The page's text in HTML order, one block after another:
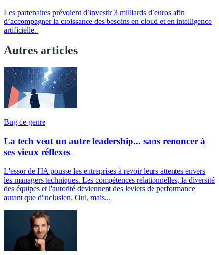
Les partenaires prévoient d’investir 3 milliards d’euros afin
d’accompagner la croissance des besoins en cloud et en intelligence
artificielle.
Autres articles
Bug de genre
La tech veut un autre leadership... sans renoncer à
ses vieux réflexes
L'essor de l'IA pousse les entreprises à revoir leurs attentes envers
les managers techniques. Les compétences relationnelles, la diversité
des équipes et l'autorité deviennent des leviers de performance
autant que d'inclusion. Oui, mais...